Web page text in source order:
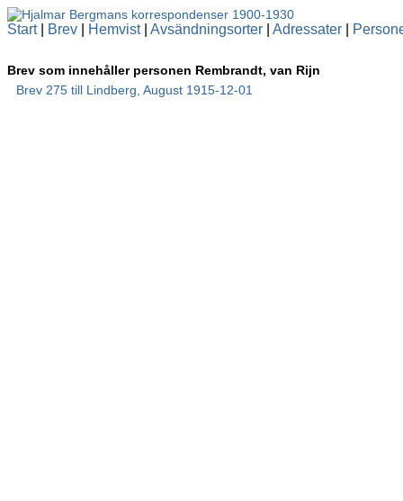
Start| Brev Hemvist| Avsändningsorter Adressater
Brev som innehåller personen Rembrandt, van Rijn
Brev 275 till Lindberg, August 1915-12-01